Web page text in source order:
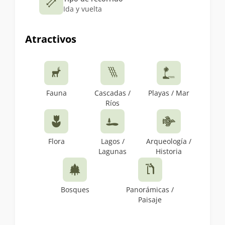
Ida y vuelta
Atractivos
Fauna
Cascadas /
Ríos
Playas / Mar
Flora
Lagos /
Lagunas
Arqueología /
Historia
Bosques
Panorámicas /
Paisaje